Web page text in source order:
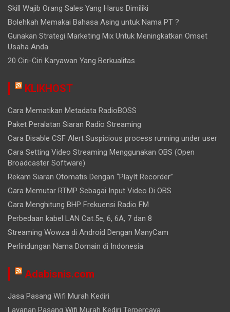
Skill Wajib Orang Sales Yang Harus Dimiliki
Bolehkah Memakai Bahasa Asing untuk Nama PT ?
Gunakan Strategi Marketing Mix Untuk Meningkatkan Omset
Usaha Anda
20 Ciri-Ciri Karyawan Yang Berkualitas
KLIKHOST
Cara Mematikan Metadata RadioBOSS
Paket Peralatan Siaran Radio Streaming
Cara Disable CSF Alert Suspicious process running under user
Cara Setting Video Streaming Menggunakan OBS (Open
Broadcaster Software)
Rekam Siaran Otomatis Dengan “PlayIt Recorder”
Cara Memutar RTMP Sebagai Input Video Di OBS
Cara Menghitung BHP Frekuensi Radio FM
Perbedaan kabel LAN Cat.5e, 6, 6A, 7 dan 8
Streaming Wowza di Android Dengan ManyCam
Perlindungan Nama Domain di Indonesia
Adabisnis.com
Jasa Pasang Wifi Murah Kediri
Layanan Pasang Wifi Murah Kediri Terpercaya